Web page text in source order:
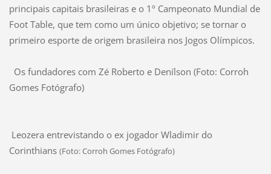
principais capitais brasileiras e o 1º Campeonato Mundial de
Foot Table, que tem como um único objetivo; se tornar o
primeiro esporte de origem brasileira nos Jogos Olímpicos.
Os fundadores com Zé Roberto e Denílson (Foto: Corroh
Gomes Fotógrafo)
Leozera entrevistando o ex jogador Wladimir do
Corinthians (Foto: Corroh Gomes Fotógrafo)